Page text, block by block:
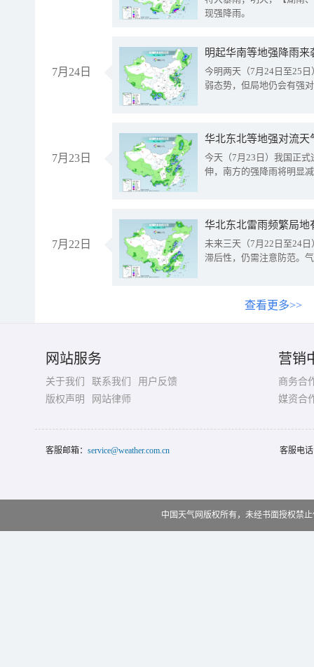
现强降雨。
7月24日
明起华南等地强降雨
今明两天（7月24日至25
弱态势，但局地仍会有强
7月23日
华北东北等地强对流天
今天（7月23日）我国正
伸，南方的强降雨将明显
7月22日
华北东北雷雨频繁局地
未来三天（7月22日至24
滞后性，仍需注意防范。
查看更多>>
网站服务
关于我们 联系我们
用户反馈
版权声明
网站律师
营销
商务合
媒资合
客服邮箱： service@weather.com.cn 客服电
中国天气网版权所有，未经书面授权